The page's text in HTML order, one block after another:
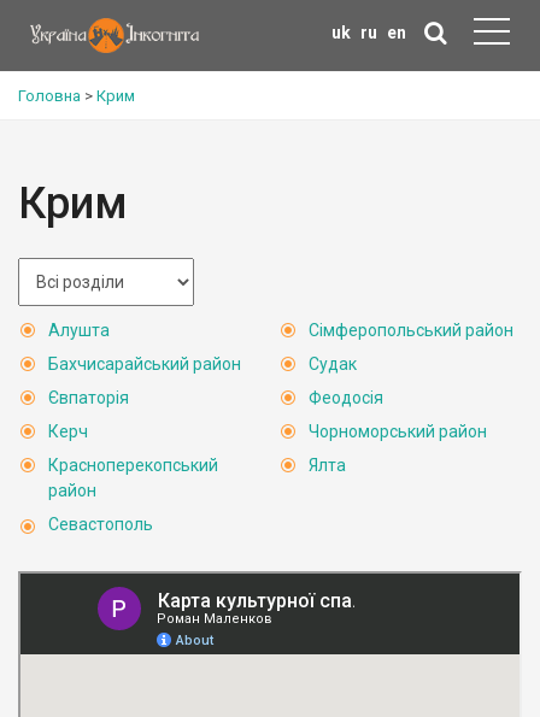
uk ru en
Головна > Крим
Крим
Алушта
Бахчисарайський район
Євпаторія
Керч
Красноперекопський
район
Севастополь
Сімферопольський район
Судак
Феодосія
Чорноморський район
Ялта